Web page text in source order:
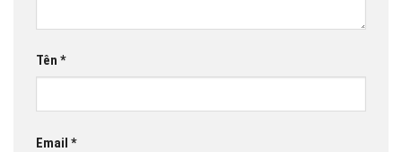
Tên *
Email *